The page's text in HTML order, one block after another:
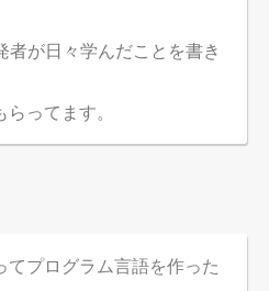
者が日々学んだことを書き
ってます。
プログラム言語を作った